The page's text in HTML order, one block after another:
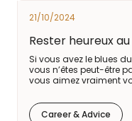
21/10/2024
Rester heureux
Si vous avez le blues
vous n’êtes peut-être
vous aimez vraiment
Career & Advice